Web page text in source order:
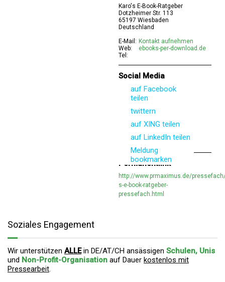
Karo's E-Book-Ratgeber
Dotzheimer Str. 113
65197 Wiesbaden
Deutschland
E-Mail: Kontakt aufnehmen
Web:
ebooks-per-download.de
Tel:
Social Media
auf Facebook
teilen
twittern
auf XING teilen
auf LinkedIn teilen
Meldung
bookmarken
Permanentlink
http://www.prmaximus.de/
s-e-book-ratgeber-
pressefach.html
Soziales Engagement
Wir unterstützen ALLEin DE/AT/CH ansässigen Schulen, Unis
und Non-Profit-Organisation auf Dauer kostenlos mit
Pressearbeit.